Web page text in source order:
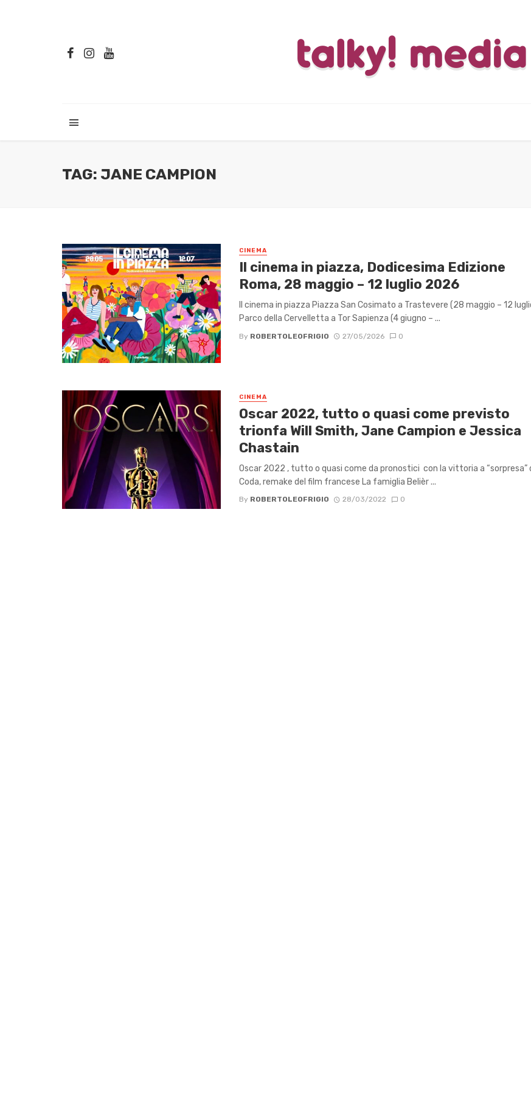
TAG: JANE CAMPION
CINEMA
Il cinema in piazza, Dodicesima Edizione
Roma, 28 maggio – 12 luglio 2026
Il cinema in piazza Piazza San Cosimato a Trastevere (28 maggio – 12
Parco della Cervelletta a Tor Sapienza (4 giugno – ...
By ROBERTOLEOFRIGIO 27/05/2026 0
CINEMA
Oscar 2022, tutto o quasi come previsto
trionfa Will Smith, Jane Campion e Jessica
Chastain
Oscar 2022 , tutto o quasi come da pronostici con la vittoria a “sorpresa”
Coda, remake del film francese La famiglia Belièr ...
By ROBERTOLEOFRIGIO 28/03/2022 0